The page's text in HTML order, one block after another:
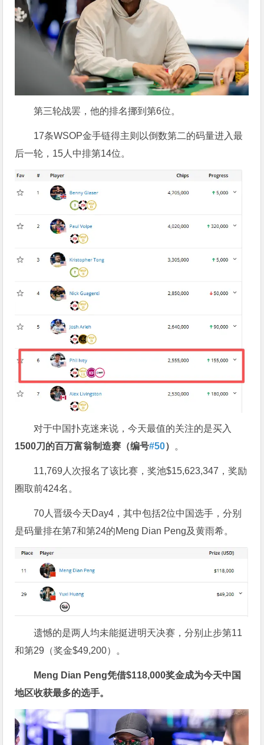
第三轮战罢，他的排名挪到第6位。
17条WSOP金手链得主则以倒数第二的码量进入最
后一轮，15人中排第14位。
对于中国扑克迷来说，今天最值的关注的是买入
1500刀的百万富翁制造赛（编号#50） 。
11,769人次报名了该比赛，奖池$15,623,347，奖励
圈取前424名。
70人晋级今天Day4，其中包括2位中国选手，分别
是码量排在第7和第24的Meng Dian Peng及黄雨希。
遗憾的是两人均未能挺进明天决赛，分别止步第11
和第29（奖金$49,200）。
Meng Dian Peng凭借$118,000奖金成为今天中国
地区收获最多的选手。